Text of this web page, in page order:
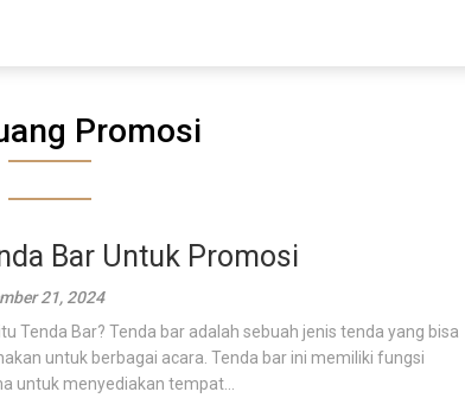
Promosi
Bar Untuk Promosi
21, 2024
Tenda Bar? Tenda bar adalah sebuah jenis tenda yang bisa
untuk berbagai acara. Tenda bar ini memiliki fungsi
untuk menyediakan tempat...